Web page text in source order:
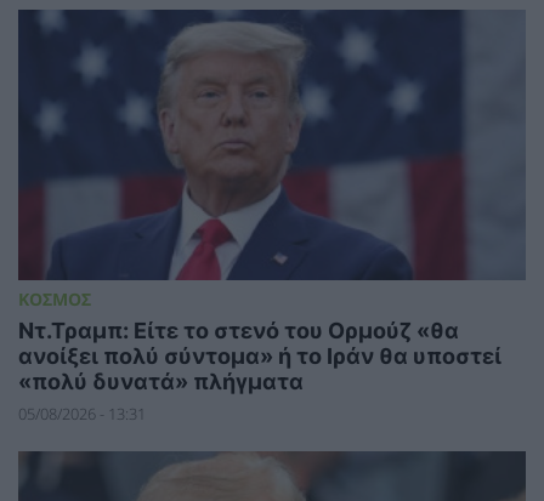
ΚΟΣΜΟΣ
Ντ.Τραμπ: Είτε το στενό του Ορμούζ «θα
ανοίξει πολύ σύντομα» ή το Ιράν θα υποστεί
«πολύ δυνατά» πλήγματα
05/08/2026 - 13:31